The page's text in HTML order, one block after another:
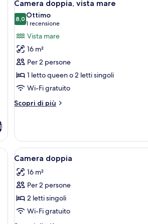
tutte
le
foto
per
Camera
doppia,
vista
mare
Camera doppia, vista mare
8,08,0 su 10
Ottimo
1 recensione
(1
recensione)
Vista mare
16 m²
Per 2 persone
1 letto queen o 2 letti singoli
Wi-Fi gratuito
Scopri di più
Altri
doppia,
vista
mare
una testiera in legno, un comodino e uno
Apri
tutte
le
foto
per
Camera
doppia
Una
6
Camera doppia
16 m²
Per 2 persone
2 letti singoli
Wi-Fi gratuito